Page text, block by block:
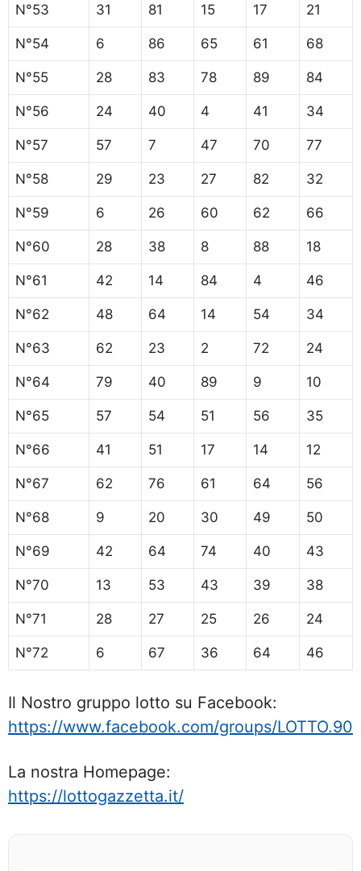
N°53 31 81 15 17 21
N°54 6 86 65 61 68
N°55 28 83 78 89 84
N°56 24 40 4 41 34
N°57 57 7 47 70 77
N°58 29 23 27 82 32
N°59 6 26 60 62 66
N°60 28 38 8 88 18
N°61 42 14 84 4 46
N°62 48 64 14 54 34
N°63 62 23 2 72 24
N°64 79 40 89 9 10
N°65 57 54 51 56 35
N°66 41 51 17 14 12
N°67 62 76 61 64 56
N°68 9 20 30 49 50
N°69 42 64 74 40 43
N°70 13 53 43 39 38
N°71 28 27 25 26 24
N°72 6 67 36 64 46
Il Nostro gruppo lotto su Facebook:
https://www.facebook.com/groups/LOTTO.90
La nostra Homepage:
https://lottogazzetta.it/